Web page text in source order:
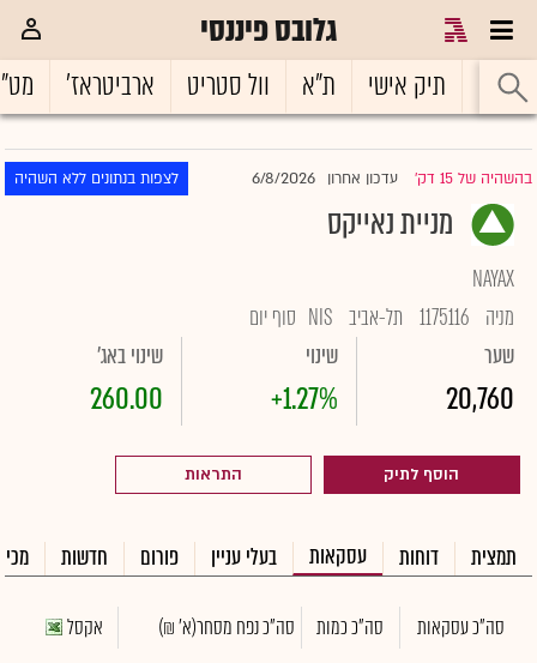
גלובס פיננסי
ראשי תיק אישי ת"א וול סטריט ארביטראז'
בהשהיה של 15 דק' |עדכון אחרון 6/8/2026 לצפות בנתונים ללא השהיה
מניית נאייקס
NAYAX
מניה 1175116 תל-אביב NIS סוף יום
שער
20,760
שינוי
+1.27%
שינוי באג'
260.00
הוסף לתיק התראות
תמצית דוחות עסקאות בעלי עניין פורום חדשות
סה"כ עסקאות סה"כ כמות סה"כ נפח מסחר(א' ₪) אקסל